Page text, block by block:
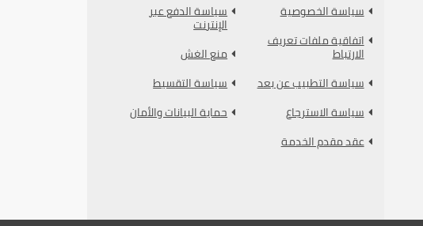
سياسة الخصوصية
اتفاقية ملفات تعريف
الارتباط
سياسة التطبيب عن بعد
سياسة الاسترجاع
عقد مقدم الخدمة
سياسة الدفع عبر
الإنترنت
منع الغش
سياسة التقسيط
حماية البيانات والأمان